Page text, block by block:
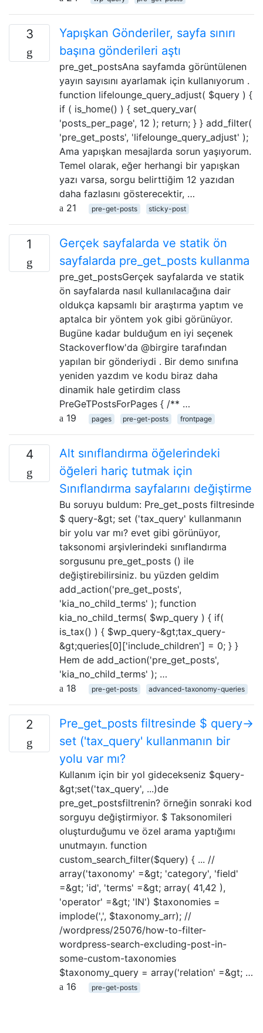
3
Yapışkan Gönderiler, sayfa sınırı
başına gönderileri aştı
pre_get_postsAna sayfamda görüntülenen
yayın sayısını ayarlamak için kullanıyorum .
function lifelounge_query_adjust( $query ) {
if ( is_home() ) { set_query_var(
'posts_per_page', 12 ); return; } } add_filter(
'pre_get_posts', 'lifelounge_query_adjust' );
Ama yapışkan mesajlarda sorun yaşıyorum.
Temel olarak, eğer herhangi bir yapışkan
yazı varsa, sorgu belirttiğim 12 yazıdan
daha fazlasını gösterecektir, …
21
pre-get-posts sticky-post
1
Gerçek sayfalarda ve statik ön
sayfalarda pre_get_posts kullanma
pre_get_postsGerçek sayfalarda ve statik
ön sayfalarda nasıl kullanılacağına dair
oldukça kapsamlı bir araştırma yaptım ve
aptalca bir yöntem yok gibi görünüyor.
Bugüne kadar bulduğum en iyi seçenek
Stackoverflow'da @birgire tarafından
yapılan bir gönderiydi . Bir demo sınıfına
yeniden yazdım ve kodu biraz daha
dinamik hale getirdim class
PreGeTPostsForPages { /** …
19
pages pre-get-posts frontpage
4
Alt sınıflandırma öğelerindeki
öğeleri hariç tutmak için
Sınıflandırma sayfalarını değiştirme
Bu soruyu buldum: Pre_get_posts filtresinde
$ query-&gt; set ('tax_query' kullanmanın
bir yolu var mı? evet gibi görünüyor,
taksonomi arşivlerindeki sınıflandırma
sorgusunu pre_get_posts () ile
değiştirebilirsiniz. bu yüzden geldim
add_action('pre_get_posts',
'kia_no_child_terms' ); function
kia_no_child_terms( $wp_query ) { if(
is_tax() ) { $wp_query-&gt;tax_query-
&gt;queries[0]['include_children'] = 0; } }
Hem de add_action('pre_get_posts',
'kia_no_child_terms' ); …
18
pre-get-posts advanced-taxonomy-queries
2
Pre_get_posts filtresinde $ query->
set ('tax_query' kullanmanın bir
yolu var mı?
Kullanım için bir yol gidecekseniz $query-
&gt;set('tax_query', ...)de
pre_get_postsfiltrenin? örneğin sonraki kod
sorguyu değiştirmiyor. $ Taksonomileri
oluşturduğumu ve özel arama yaptığımı
unutmayın. function
custom_search_filter($query) { ... //
array('taxonomy' =&gt; 'category', 'field'
=&gt; 'id', 'terms' =&gt; array( 41,42 ),
'operator' =&gt; 'IN') $taxonomies =
implode(',', $taxonomy_arr); //
/wordpress/25076/how-to-filter-
wordpress-search-excluding-post-in-
some-custom-taxonomies
$taxonomy_query = array('relation' =&gt; …
16
pre-get-posts